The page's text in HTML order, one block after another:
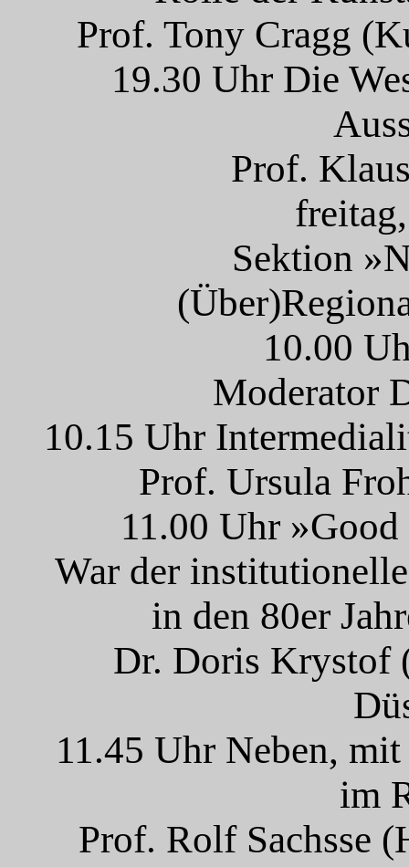
Prof. Tony Cragg
19.30 Uhr Die
Prof.
Sektion
10.00
Moderator
10.15 Uhr
Prof. Ursula
11.00 Uhr
War der
in den 80er
Dr. Doris Krystof
11.45 Uhr Neben,
im
Prof. Rolf Sachsse